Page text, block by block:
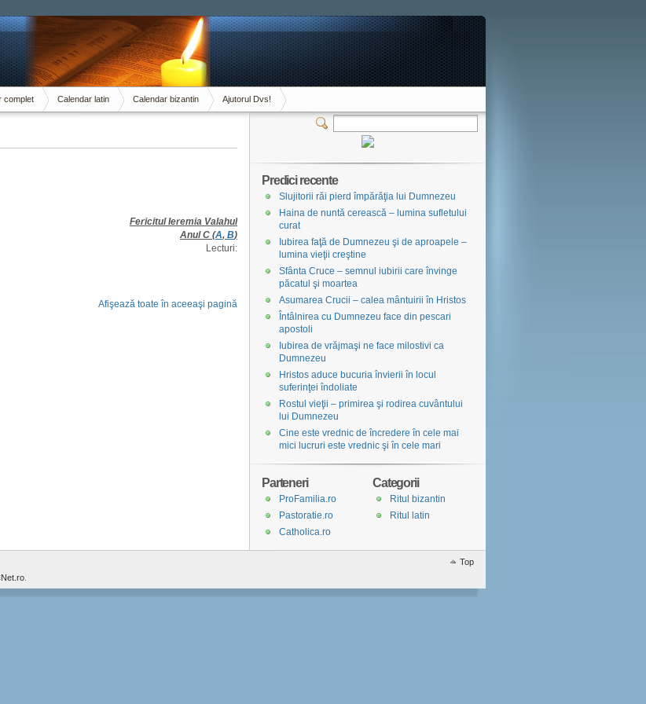
complet Calendar latin Calendar bizantin Ajutorul Dvs!
Fericitul Ieremia Valahul
Anul C (A, B)
Lecturi:
Afişează toate în aceeaşi pagină
Predici recente
Slujitorii răi pierd împărăţia lui Dumnezeu
Haina de nuntă cerească – lumina sufletului
curat
Iubirea faţă de Dumnezeu şi de aproapele –
lumina vieţii creştine
Sfânta Cruce – semnul iubirii care învinge
păcatul şi moartea
Asumarea Crucii – calea mântuirii în Hristos
Întâlnirea cu Dumnezeu face din pescari
apostoli
Iubirea de vrăjmaşi ne face milostivi ca
Dumnezeu
Hristos aduce bucuria învierii în locul
suferinţei îndoliate
Rostul vieţii – primirea şi rodirea cuvântului
lui Dumnezeu
Cine este vrednic de încredere în cele mai
mici lucruri este vrednic şi în cele mari
Categorii
Ritul bizantin
Ritul latin
Parteneri
ProFamilia.ro
Pastoratie.ro
Catholica.ro
Top